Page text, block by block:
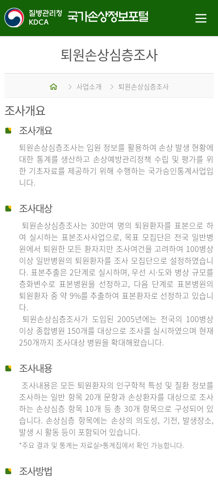
퇴원손상심층조사
홈 사업소개 퇴원손상심층조사
조사개요
조사개요
퇴원손상심층조사는 입원 정보를 활용하여 손상 발생 현황에
대한 통계를 생산하고 손상예방관리정책 수립 및 평가를 위
한 기초자료를 제공하기 위해 수행하는 국가승인통계사업입
니다.
조사대상
퇴원손상심층조사는 30만여 명의 퇴원환자를 표본으로 하
여 실시하는 표본조사사업으로, 목표 모집단은 전국 일반병
원에서 퇴원한 모든 환자지만 조사여건을 고려하여 100병상
이상 일반병원의 퇴원환자를 조사 모집단으로 설정하였습니
다. 표본추출은 2단계로 실시하며, 우선 시·도와 병상 규모를
층화변수로 표본병원을 선정하고, 다음 단계로 표본병원의
퇴원환자 중 약 9%를 추출하여 표본환자로 선정하고 있습니
다.
퇴원손상심층조사가 도입된 2005년에는 전국의 100병상
이상 종합병원 150개를 대상으로 조사를 실시하였으며 현재
250개까지 조사대상 병원을 확대해왔습니다.
조사내용
조사내용은 모든 퇴원환자의 인구학적 특성 및 질환 정보를
조사하는 일반 항목 20개 문항과 손상환자를 대상으로 조사
하는 손상심층 항목 10개 등 총 30개 항목으로 구성되어 있
습니다. 손상심층 항목에는 손상의 의도성, 기전, 발생장소,
발생 시 활동 등이 포함되어 있습니다.
*주요 결과 및 통계는 자료실>통계집에서 확인 가능합니다.
조사방법